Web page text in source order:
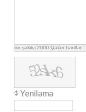
ön şəkilçi 2000 Qalan həriflər
Yeniləmə